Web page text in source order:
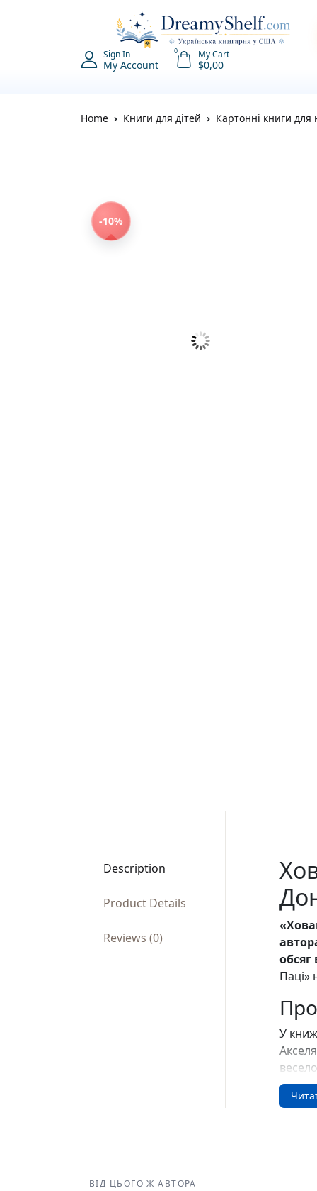
Sign In
My Account
0 My Cart
$0,00
Home Книги для дітей Картонні книги
-10%
Description
Product Details
Reviews (0)
Паці»
У
Це
ВІД ЦЬОГО Ж АВТОРА